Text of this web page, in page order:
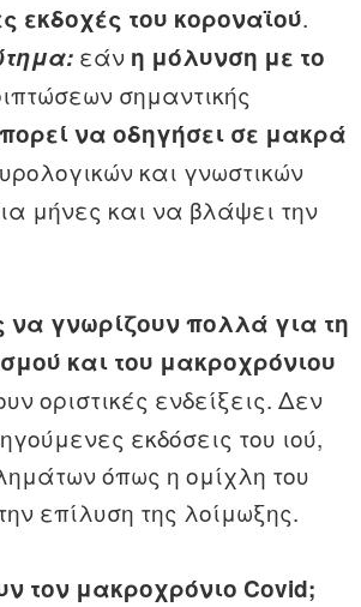
εκδοχές του κοροναϊού.
εάν η μόλυνση με το
σημαντικής
να οδηγήσει σε μακρά
και γνωστικών
μήνες και να βλάψει την
να γνωρίζουν πολλά για τη
και του μακροχρόνιου
οριστικές ενδείξεις. Δεν
εκδόσεις του ιού,
όπως η ομίχλη του
επίλυση της λοίμωξης.
τον μακροχρόνιο Covid;